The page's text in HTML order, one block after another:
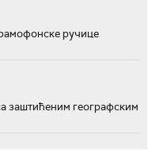
ручице
заштићеним географским